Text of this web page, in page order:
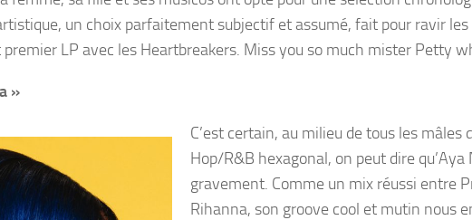
un choix parfaitement subjectif et assumé, fait pour ravir les
LP avec les Heartbreakers. Miss you so much mister Petty
»
C’est certain, au milieu de tous les
Hop/R&B hexagonal, on peut dire
gravement. Comme un mix réussi entre
Rihanna, son groove cool et mutin nous